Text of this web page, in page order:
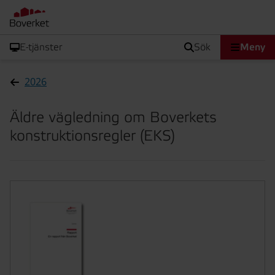
E-tjänster sök Meny
2026
Äldre vägledning om Boverkets
konstruktionsregler (EKS)